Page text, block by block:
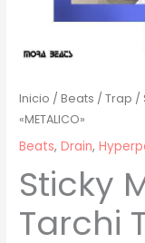
Inicio /Beats /Trap /
«METALICO»
Beats,Drain,
Sticky
Tarchi